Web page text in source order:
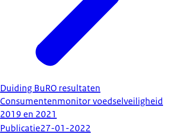
Duiding BuRO resultaten
Consumentenmonitor voedselveiligheid
2019 en 2021
Publicatie27-01-2022